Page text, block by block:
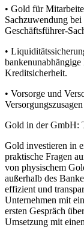
• Gold für
Sachzuwendung
Geschäftsführer-
•
Kreditsicherheit.
• Vorsorge und
Gold in der GmbH:
Gold investieren in
praktische Fragen
von physischem
außerhalb des
effizient und
Unternehmen mit
ersten Gespräch
Umsetzung mit